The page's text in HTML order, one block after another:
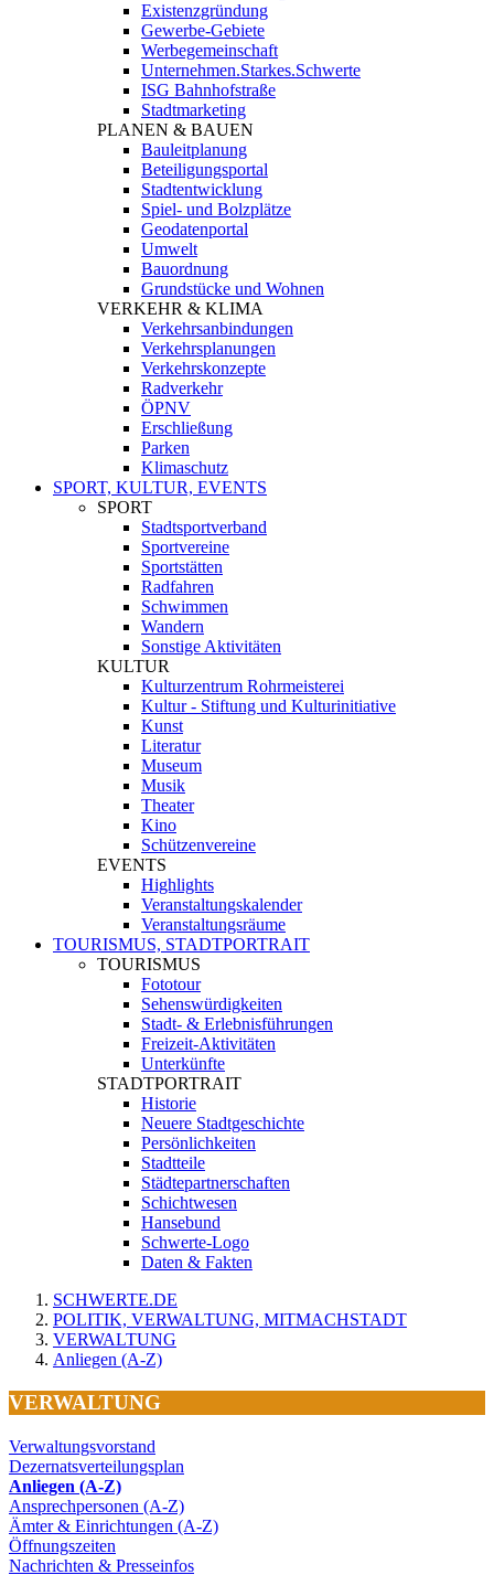
Existenzgründung
Gewerbe-Gebiete
Werbegemeinschaft
Unternehmen.Starkes.Schwerte
ISG Bahnhofstraße
Stadtmarketing
PLANEN & BAUEN
Bauleitplanung
Beteiligungsportal
Stadtentwicklung
Spiel- und Bolzplätze
Geodatenportal
Umwelt
Bauordnung
Grundstücke und Wohnen
VERKEHR & KLIMA
Verkehrsanbindungen
Verkehrsplanungen
Verkehrskonzepte
Radverkehr
ÖPNV
Erschließung
Parken
Klimaschutz
SPORT, KULTUR, EVENTS
SPORT
Stadtsportverband
Sportvereine
Sportstätten
Radfahren
Schwimmen
Wandern
Sonstige Aktivitäten
KULTUR
Kulturzentrum Rohrmeisterei
Kultur - Stiftung und Kulturinitiative
Kunst
Literatur
Museum
Musik
Theater
Kino
Schützenvereine
EVENTS
Highlights
Veranstaltungskalender
Veranstaltungsräume
TOURISMUS, STADTPORTRAIT
TOURISMUS
Fototour
Sehenswürdigkeiten
Stadt- & Erlebnisführungen
Freizeit-Aktivitäten
Unterkünfte
STADTPORTRAIT
Historie
Neuere Stadtgeschichte
Persönlichkeiten
Stadtteile
Städtepartnerschaften
Schichtwesen
Hansebund
Schwerte-Logo
Daten & Fakten
SCHWERTE.DE
POLITIK, VERWALTUNG, MITMACHSTADT
VERWALTUNG
Anliegen (A-Z)
VERWALTUNG
Verwaltungsvorstand
Dezernatsverteilungsplan
Anliegen (A-Z)
Ansprechpersonen (A-Z)
Ämter & Einrichtungen (A-Z)
Öffnungszeiten
Nachrichten & Presseinfos